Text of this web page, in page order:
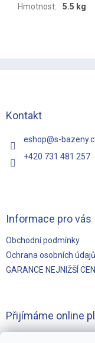
Hmotnost: 5.5 kg
Kontakt
eshop@s-
+420 731 481 257
Informace pro vás
Obchodní podmínky
Ochrana osobních údajů
GARANCE NEJNIŽŠÍ
Přijímáme online